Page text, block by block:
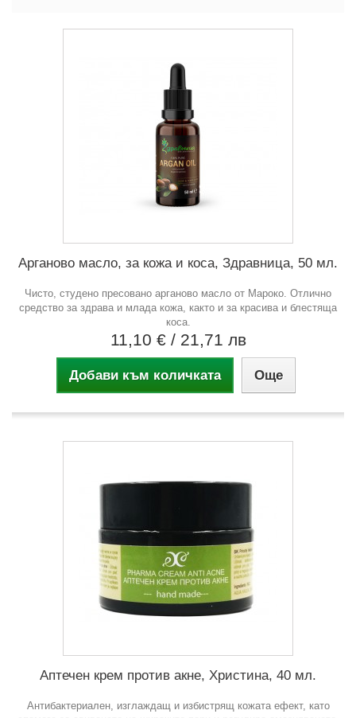
Арганово масло, за кожа и коса, Здравница, 50 мл.
Чисто, студено пресовано арганово масло от Мароко. Отлично
средство за здрава и млада кожа, както и за красива и блестяща
коса.
11,10 € / 21,71 лв
Добави към количката Още
Аптечен крем против акне, Христина, 40 мл.
Антибактериален, изглаждащ и избистрящ кожата ефект, като